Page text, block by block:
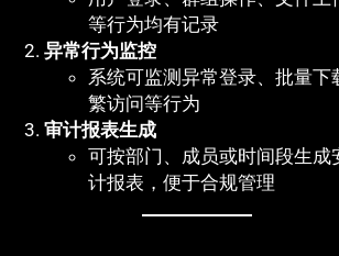
等行为均有记录
异常行为监控
系统可监测异常登录、批量下
繁访问等行为
审计报表生成
可按部门、成员或时间段生成
计报表，便于合规管理